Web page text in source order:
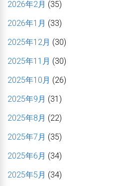
2026年2月 (35)
2026年1月 (33)
2025年12月 (30)
2025年11月 (30)
2025年10月 (26)
2025年9月 (31)
2025年8月 (22)
2025年7月 (35)
2025年6月 (34)
2025年5月 (34)